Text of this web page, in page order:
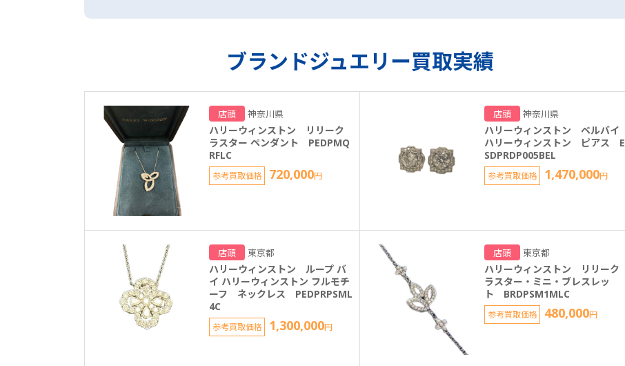
ブランドジュエリー買取実績
店頭 神奈川県
ハリーウィンストン リリーク
ラスター ペンダント PEDPMQ
RFLC
参考買取価格 720,000円
店頭 神奈川県
ハリーウィンストン ベルバイ
ハリーウィンストン ピアス E
SDPRDP005BEL
参考買取価格 1,470,000円
店頭 東京都
ハリーウィンストン ループ バ
イ ハリーウィンストン フルモチ
ーフ ネックレス PEDPRPSML
4C
参考買取価格 1,300,000円
店頭 東京都
ハリーウィンストン リリーク
ラスター・ミニ・ブレスレッ
ト BRDPSM1MLC
参考買取価格 480,000円